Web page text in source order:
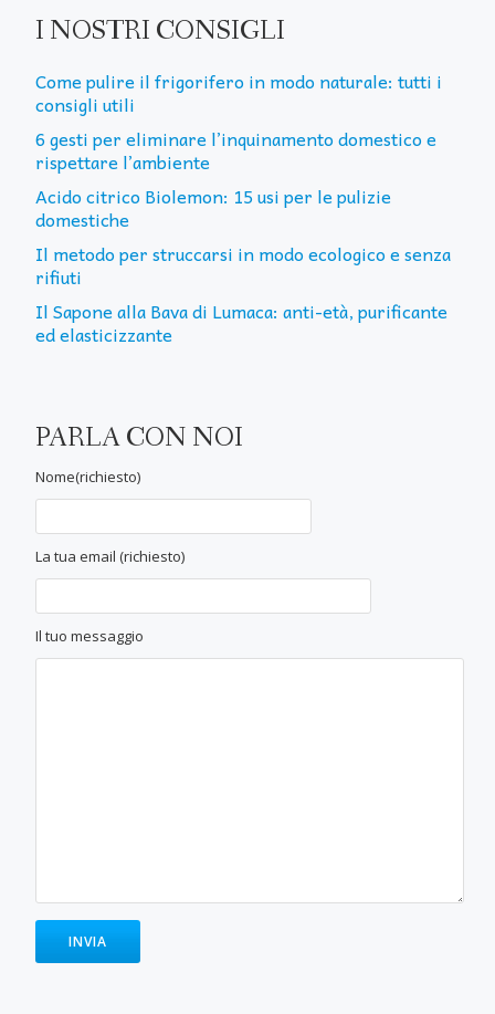
I NOSTRI CONSIGLI
Come pulire il frigorifero in modo naturale: tutti i
consigli utili
6 gesti per eliminare l’inquinamento domestico e
rispettare l’ambiente
Acido citrico Biolemon: 15 usi per le pulizie
domestiche
Il metodo per struccarsi in modo ecologico e senza
rifiuti
Il Sapone alla Bava di Lumaca: anti-età, purificante
ed elasticizzante
PARLA CON NOI
Nome(richiesto)
La tua email (richiesto)
Il tuo messaggio